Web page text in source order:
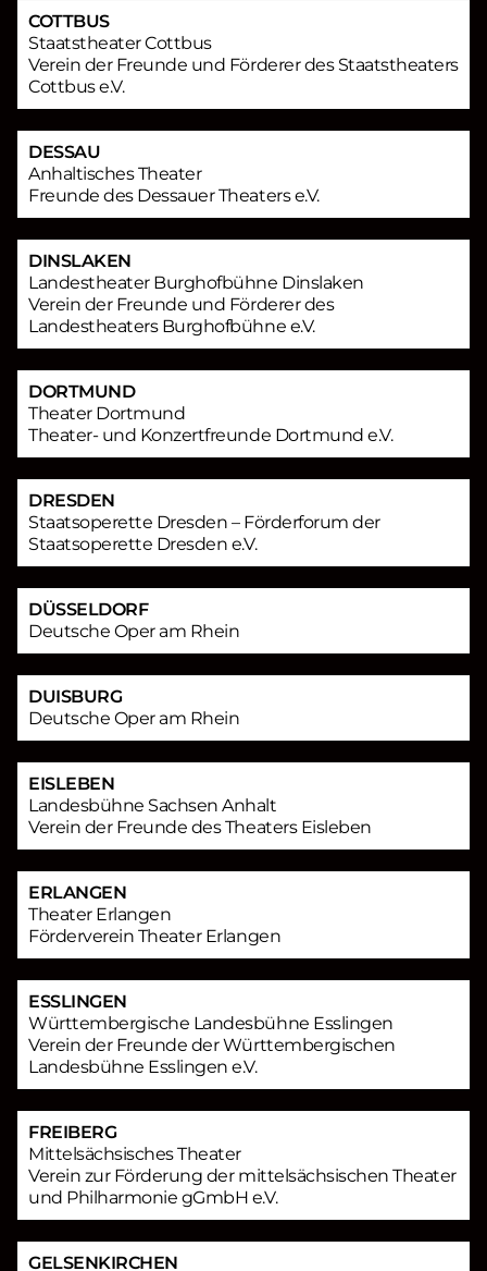
COTTBUS
Staatstheater Cottbus
Verein der Freunde und Förderer des Staatstheaters
Cottbus e.V.
DESSAU
Anhaltisches Theater
Freunde des Dessauer Theaters e.V.
DINSLAKEN
Landestheater Burghofbühne Dinslaken
Verein der Freunde und Förderer des
Landestheaters Burghofbühne e.V.
DORTMUND
Theater Dortmund
Theater- und Konzertfreunde Dortmund e.V.
DRESDEN
Staatsoperette Dresden – Förderforum der
Staatsoperette Dresden e.V.
DÜSSELDORF
Deutsche Oper am Rhein
DUISBURG
Deutsche Oper am Rhein
EISLEBEN
Landesbühne Sachsen Anhalt
Verein der Freunde des Theaters Eisleben
ERLANGEN
Theater Erlangen
Förderverein Theater Erlangen
ESSLINGEN
Württembergische Landesbühne Esslingen
Verein der Freunde der Württembergischen
Landesbühne Esslingen e.V.
FREIBERG
Mittelsächsisches Theater
Verein zur Förderung der mittelsächsischen Theater
und Philharmonie gGmbH e.V.
GELSENKIRCHEN